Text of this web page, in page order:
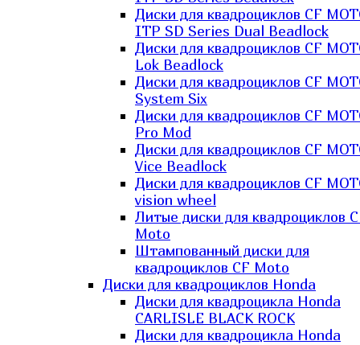
Диски для квадроциклов CF
ITP SD Series Dual Beadlock
Диски для квадроциклов CF
Lok Beadlock
Диски для квадроциклов CF
System Six
Диски для квадроциклов CF
Pro Mod
Диски для квадроциклов CF
Vice Beadlock
Диски для квадроциклов CF
vision wheel
Литые диски для квадроциклов
Moto
Штампованный диски для
квадроциклов CF Moto
Диски для квадроциклов Honda
Диски для квадроцикла Honda
CARLISLE BLACK ROCK
Диски для квадроцикла Honda